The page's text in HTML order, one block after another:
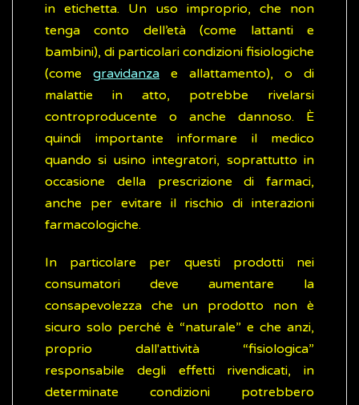
in etichetta. Un uso improprio, che non
tenga conto dell’età (come lattanti e
bambini), di particolari condizioni fisiologiche
(come gravidanza e allattamento), o di
malattie in atto, potrebbe rivelarsi
controproducente o anche dannoso. È
quindi importante informare il medico
quando si usino integratori, soprattutto in
occasione della prescrizione di farmaci,
anche per evitare il rischio di interazioni
farmacologiche.
In particolare per questi prodotti nei
consumatori deve aumentare la
consapevolezza che un prodotto non è
sicuro solo perché è “naturale” e che anzi,
proprio dall'attività “fisiologica”
responsabile degli effetti rivendicati, in
determinate condizioni potrebbero